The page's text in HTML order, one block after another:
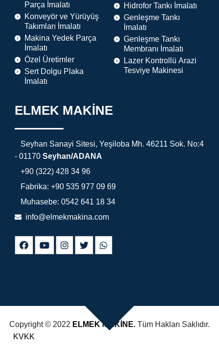
Parça İmalatı
Konveyör ve Yürüyüş
Takımları İmalatı
Makina Yedek Parça
İmalatı
Özel Üretimler
Sert Dolgu Plaka
İmalatı
Hidrofor Tankı İmalatı
Genleşme Tankı
İmalatı
Genleşme Tankı
Membranı İmalatı
Lazer Kontrollü Arazi
Tesviye Makinesi
ELMEK MAKİNE
Seyhan Sanayi Sitesi, Yeşiloba Mh. 46211 Sok. No:4
- 01170 Seyhan/ADANA
+90 (322) 428 34 96
Fabrika: +90 535 977 09 69
Muhasebe: 0542 641 18 34
info@elmekmakina.com
Copyright © 2022 ELMEK MAKİNE. Tüm Hakları Saklıdır.
KVKK